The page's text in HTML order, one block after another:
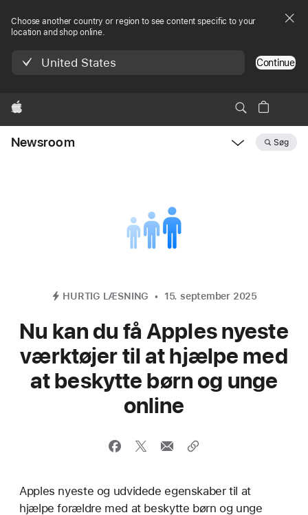
Choose another country or region to see content specific to your
location and shop online.
United States Continue
Apple
Newsroom Søg
HURTIG LÆSNING 15. september 2025
Nu kan du få Apples nyeste
værktøjer til at hjælpe med
at beskytte børn og unge
online
Apples nyeste og udvidede egenskaber til at
hjælpe forældre med at beskytte børn og unge